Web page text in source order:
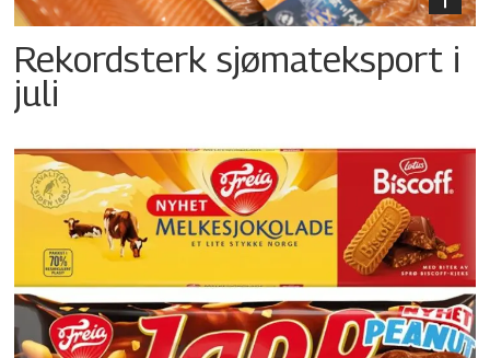
Rekordsterk sjømateksport i
juli